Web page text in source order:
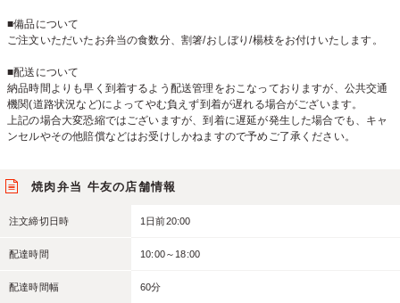
■備品について
ご注文いただいたお弁当の食数分、割箸/おしぼり/楊枝をお付けいたします。
■配送について
納品時間よりも早く到着するよう配送管理をおこなっておりますが、公共交通
機関(道路状況など)によってやむ負えず到着が遅れる場合がございます。
上記の場合大変恐縮ではございますが、到着に遅延が発生した場合でも、キャ
ンセルやその他賠償などはお受けしかねますので予めご了承ください。
焼肉弁当 牛友の店舗情報
注文締切日時 1日前20:00
配達時間 10:00～18:00
配達時間幅 60分